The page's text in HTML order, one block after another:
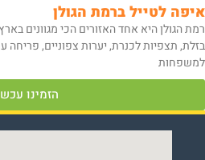
איפה לטייל ברמת הגולן
רמת הגולן היא אחד האזורים הכי מגוונים
בזלת, תצפיות לכנרת, יערות צפוניים,
למשפחות
הזמינו